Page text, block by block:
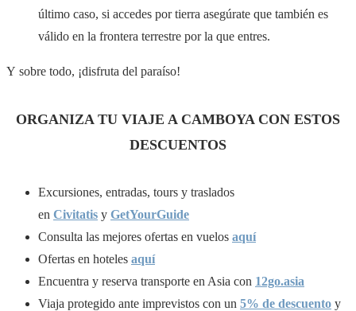
último caso, si accedes por tierra asegúrate que también es
válido en la frontera terrestre por la que entres.
Y sobre todo, ¡disfruta del paraíso!
ORGANIZA TU VIAJE A CAMBOYA CON ESTOS
DESCUENTOS
Excursiones, entradas, tours y traslados
en Civitatis y GetYourGuide
Consulta las mejores ofertas en vuelos aquí
Ofertas en hoteles aquí
Encuentra y reserva transporte en Asia con 12go.asia
Viaja protegido ante imprevistos con un 5% de descuento y